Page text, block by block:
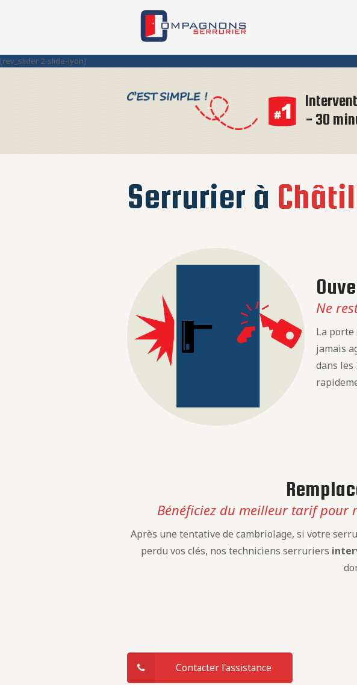
[rev_slider 2-slide-lyon]
- 30
Serrurier à
Ne
La porte
jamais
dans les
Bénéficiez du meilleur tarif pour
Après une tentative de cambriolage, si votre
perdu vos clés, nos techniciens serruriers
Contacter l'assistance